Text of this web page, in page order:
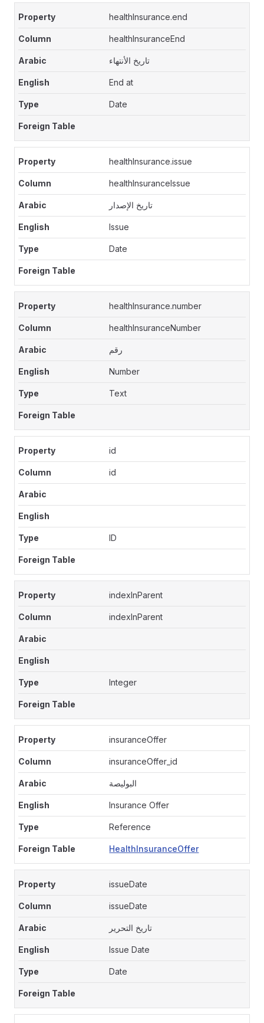
healthInsurance.end
healthInsuranceEnd
تاريخ الأنتهاء
End at
Date
healthInsurance.issue
healthInsuranceIssue
تاريخ الإصدار
Issue
Date
healthInsurance.number
healthInsuranceNumber
رقم
Number
Text
id
id
ID
indexInParent
indexInParent
Integer
insuranceOffer
insuranceOffer_id
البوليصة
Insurance Offer
Reference
HealthInsuranceOffer
issueDate
issueDate
تاريخ التحرير
Issue Date
Date